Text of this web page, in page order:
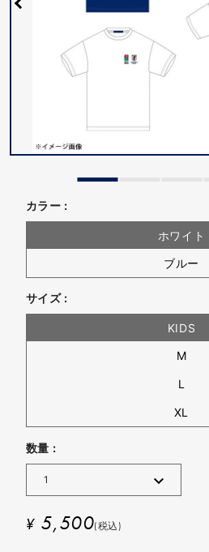
カラー :
ホワイト
ブルー
サイズ :
KIDS
M
L
XL
数量 :
¥ 5,500(税込)